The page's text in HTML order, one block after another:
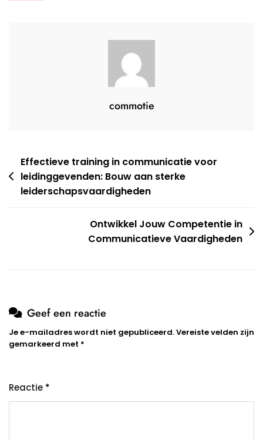
commotie
Berichtnavigatie
Effectieve training in communicatie voor
leidinggevenden: Bouw aan sterke
leiderschapsvaardigheden
Ontwikkel Jouw Competentie in
Communicatieve Vaardigheden
Geef een reactie
Je e-mailadres wordt niet gepubliceerd.Vereiste velden zijn
gemarkeerd met *
Reactie *